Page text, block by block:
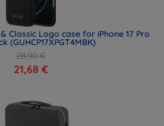
Classic Logo case for iPhone 17 Pro
(GUHCP17XPGT4MBK)
28,90 €
21,68 €